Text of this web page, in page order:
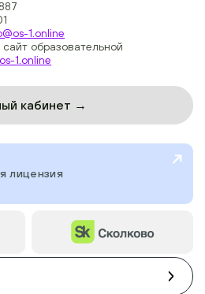
1.online
образовательной
os-1.online
кабинет →
лицензия